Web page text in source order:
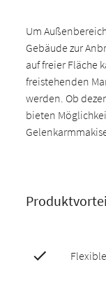
Um
Gebäude zur
auf freier Fläche
freistehenden
werden. Ob
bieten